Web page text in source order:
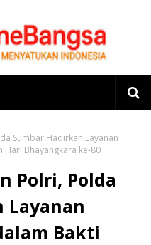
Sumbar Hadirkan Layanan
Hari Bhayangkara ke-80
Polri, Polda
Layanan
Bakti